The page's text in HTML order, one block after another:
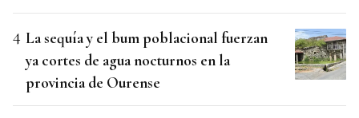
La sequía y el bum poblacional fuerzan
ya cortes de agua nocturnos en la
provincia de Ourense